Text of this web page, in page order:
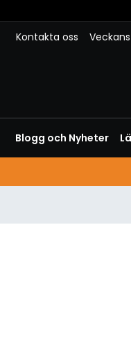
Kontakta oss
Blogg och Nyheter